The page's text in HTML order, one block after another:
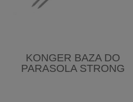
KONGER BAZA DO
PARASOLA STRONG